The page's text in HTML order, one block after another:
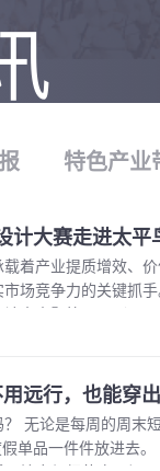
特色产业
计大赛走进太平
着产业提质增效、
余家企业的4700余款创新面料陈列在宁波太平鸟时尚中心“
大赛暨第56届（
中心副总经理徐欣
品开发中心、蕉内、
构、服装品牌、专业
流行趋势方向，撬
远行，也能穿
李箱，把
穿搭——在不远行、仅本地或居家度假时穿着的服饰风格。它不